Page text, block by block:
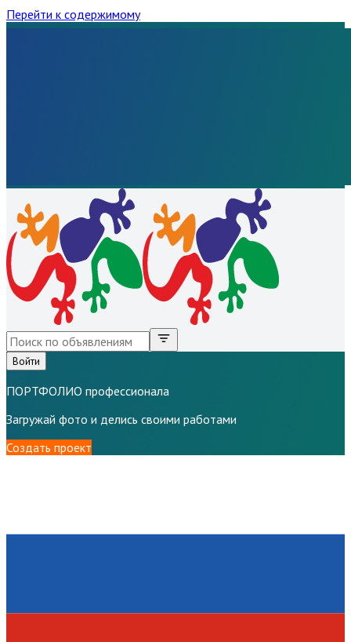
Перейти к содержимому
Войти
ПОРТФОЛИО профессионала
Загружай фото и делись своими работами
Создать проект